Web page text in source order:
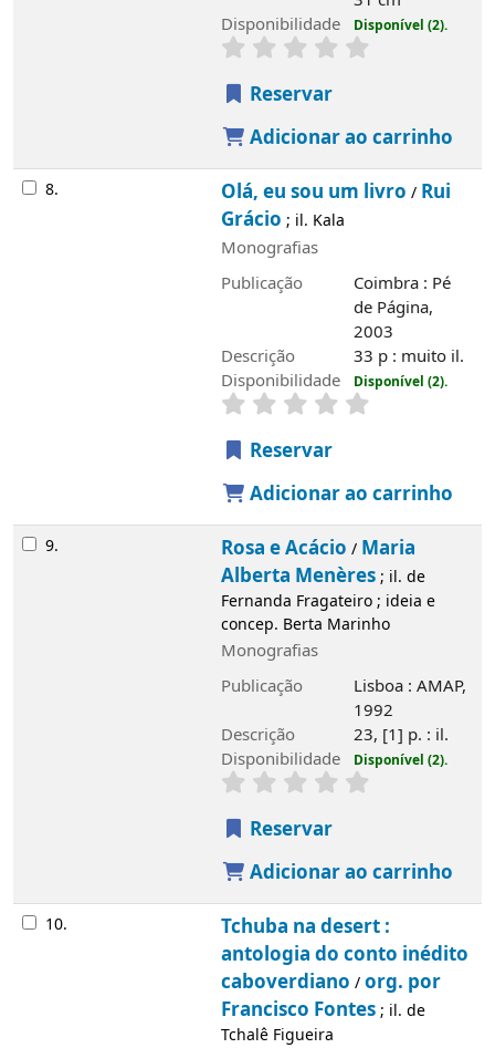
Disponibilidade
Disponível (2).
Reservar
Adicionar ao carrinho
8. Olá, eu sou um livro / Rui
Grácio ; il. Kala
Monografias
Publicação
Coimbra : Pé
de Página,
2003
Descrição
33 p : muito il.
Disponibilidade
Disponível (2).
Reservar
Adicionar ao carrinho
9. Rosa e Acácio / Maria
Alberta Menères; il. de
Fernanda Fragateiro ; ideia e
concep. Berta Marinho
Monografias
Publicação
Lisboa : AMAP,
1992
Descrição
23, [1] p. : il.
Disponibilidade
Disponível (2).
Reservar
Adicionar ao carrinho
10.
Tchuba na desert :
antologia do conto inédito
caboverdiano /org. por
Francisco Fontes; il. de
Tchalê Figueira